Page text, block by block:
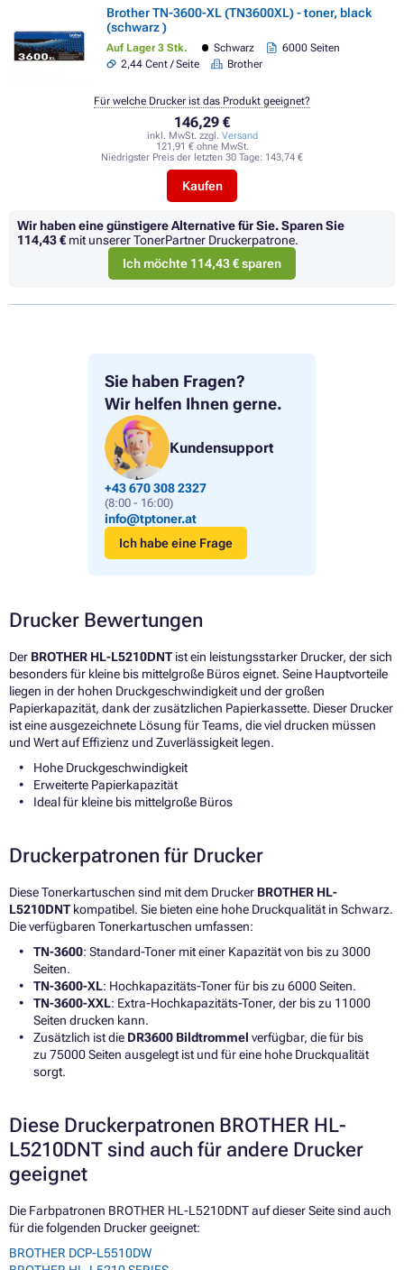
Sie haben Fragen?
Wir helfen Ihnen gerne.
Kundensupport
+43 670 308 2327
(8:00 - 16:00)
info@tptoner.at
Ich habe eine Frage
Brother TN-3600-XL (TN3600XL) - toner, black
(schwarz )
Auf Lager 3 Stk. Schwarz
6000 Seiten
2,44 Cent / Seite
Brother
146,29 €
inkl. MwSt. zzgl. Versand
121,91 € ohne MwSt.
Niedrigster Preis der letzten 30 Tage: 143,74 €
Kaufen
Für welche Drucker ist das Produkt geeignet?
Wir haben eine günstigere Alternative für Sie.Sparen Sie
114,43 € mit unserer TonerPartner Druckerpatrone.
Ich möchte 114,43 € sparen
Drucker Bewertungen
Der BROTHER HL-L5210DNTist ein leistungsstarker Drucker, der sich
besonders für kleine bis mittelgroße Büros eignet. Seine Hauptvorteile
liegen in der hohen Druckgeschwindigkeit und der großen
Papierkapazität, dank der zusätzlichen Papierkassette. Dieser Drucker
ist eine ausgezeichnete Lösung für Teams, die viel drucken müssen
und Wert auf Effizienz und Zuverlässigkeit legen.
Hohe Druckgeschwindigkeit
Erweiterte Papierkapazität
Ideal für kleine bis mittelgroße Büros
Druckerpatronen für Drucker
Diese Tonerkartuschen sind mit dem Drucker BROTHER HL-
L5210DNTkompatibel. Sie bieten eine hohe Druckqualität in Schwarz.
Die verfügbaren Tonerkartuschen umfassen:
TN-3600: Standard-Toner mit einer Kapazität von bis zu 3000
Seiten.
TN-3600-XL: Hochkapazitäts-Toner für bis zu 6000 Seiten.
TN-3600-XXL: Extra-Hochkapazitäts-Toner, der bis zu 11000
Seiten drucken kann.
Zusätzlich ist die DR3600 Bildtrommel verfügbar, die für bis
zu 75000 Seiten ausgelegt ist und für eine hohe Druckqualität
sorgt.
Diese Druckerpatronen BROTHER HL-
L5210DNT sind auch für andere Drucker
geeignet
Die Farbpatronen BROTHER HL-L5210DNT auf dieser Seite sind auch
für die folgenden Drucker geeignet:
BROTHER DCP-L5510DW